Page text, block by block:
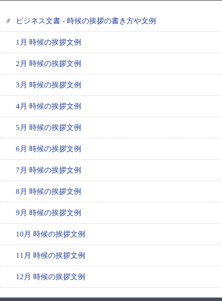
ビジネス文書 - 時候の挨拶の書き方や文例
1月 時候の挨拶文例
2月 時候の挨拶文例
3月 時候の挨拶文例
4月 時候の挨拶文例
5月 時候の挨拶文例
6月 時候の挨拶文例
7月 時候の挨拶文例
8月 時候の挨拶文例
9月 時候の挨拶文例
10月 時候の挨拶文例
11月 時候の挨拶文例
12月 時候の挨拶文例